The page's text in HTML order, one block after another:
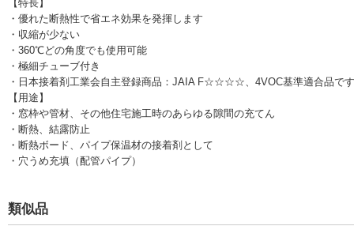
【特長】
・優れた断熱性で省エネ効果を発揮します
・収縮が少ない
・360℃どの角度でも使用可能
・極細チューブ付き
・日本接着剤工業会自主登録商品：JAIA F☆☆☆☆、4VOC基準適合品です
【用途】
・窓枠や管材、その他住宅施工時のあらゆる隙間の充てん
・断熱、結露防止
・断熱ボード、パイプ保温材の接着剤として
・穴うめ充填（配管パイプ）
類似品